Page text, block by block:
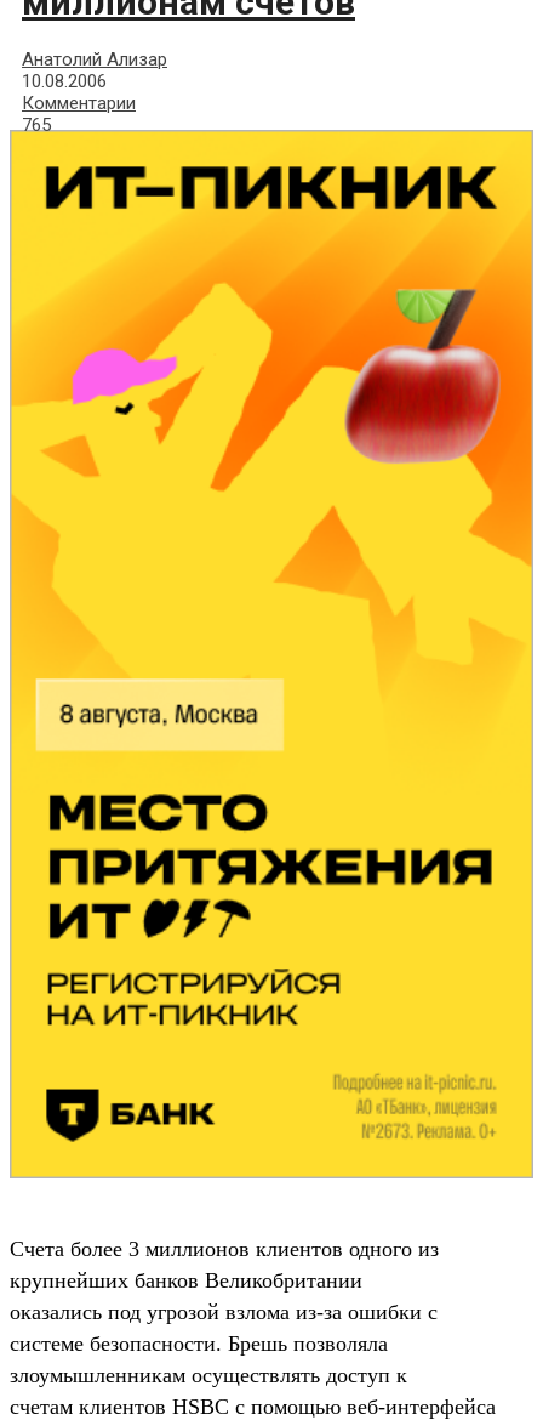
Анатолий Ализар
10.08.2006
Комментарии
765
Счета более 3 миллионов клиентов одного из
крупнейших банков Великобритании
оказались под угрозой взлома из-за ошибки с
системе безопасности. Брешь позволяла
злоумышленникам осуществлять доступ к
счетам клиентов HSBC с помощью веб-интерфейса